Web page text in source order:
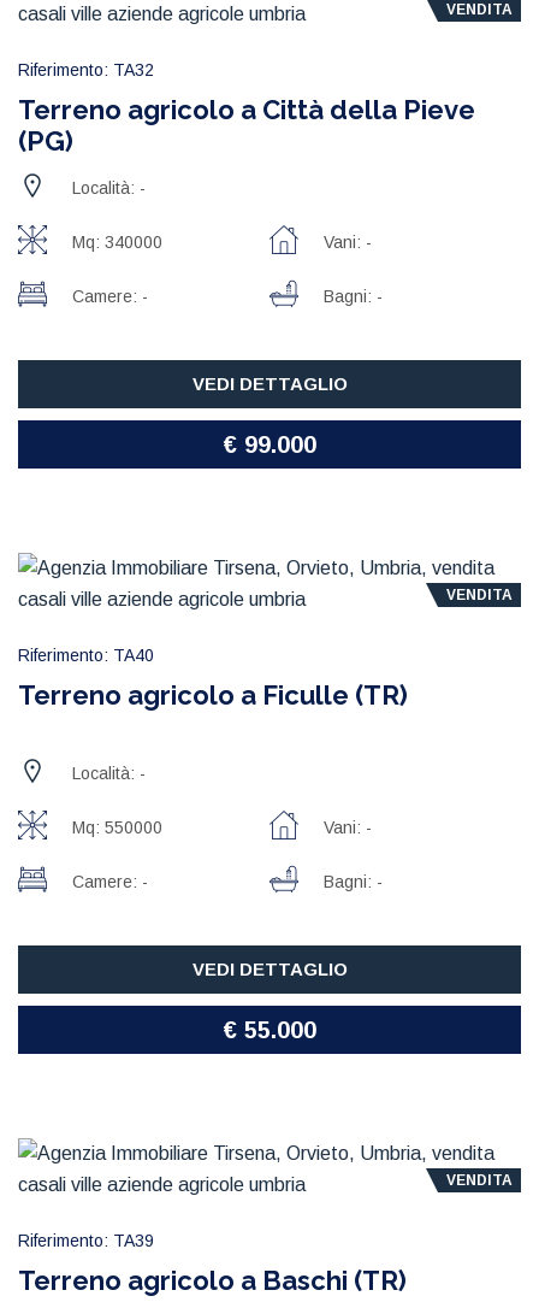
VENDITA
Riferimento: TA32
Terreno agricolo a Città della Pieve
(PG)
Località: -
Mq: 340000 Vani: -
Camere: - Bagni: -
VEDI DETTAGLIO
€ 99.000
VENDITA
Riferimento: TA40
Terreno agricolo a Ficulle (TR)
Località: -
Mq: 550000 Vani: -
Camere: - Bagni: -
VEDI DETTAGLIO
€ 55.000
VENDITA
Riferimento: TA39
Terreno agricolo a Baschi (TR)